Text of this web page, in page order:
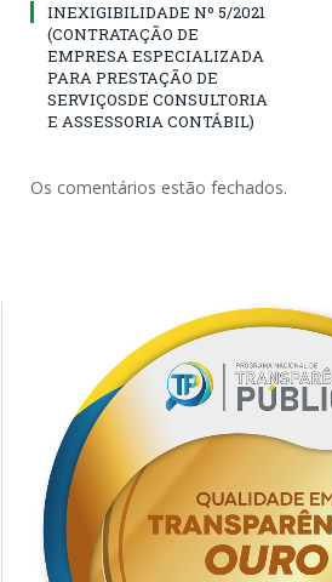
INEXIGIBILIDADE Nº 5/2021
(CONTRATAÇÃO DE
EMPRESA ESPECIALIZADA
PARA PRESTAÇÃO DE
SERVIÇOSDE CONSULTORIA
E ASSESSORIA CONTÁBIL)
Os comentários estão fechados.